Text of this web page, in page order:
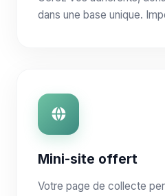
dans une base unique.
Mini-site offert
Votre page de collecte